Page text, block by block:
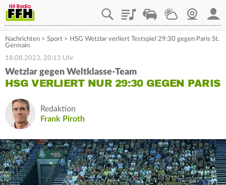
PlaylistStaupilotWetterWebcam
Nachrichten > Sport > HSG Wetzlar verliert Testspiel 29:30 gegen Paris St.
Germain
18.08.2023, 20:13 Uhr
Wetzlar gegen Weltklasse-Team
HSG VERLIERT NUR 29:30 GEGEN PARIS
Redaktion
Frank Piroth